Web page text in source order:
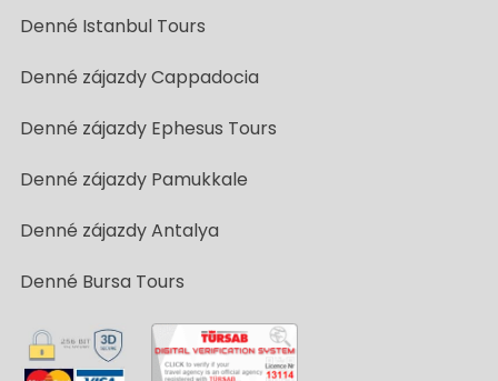
Denné Istanbul Tours
Denné zájazdy Cappadocia
Denné zájazdy Ephesus Tours
Denné zájazdy Pamukkale
Denné zájazdy Antalya
Denné Bursa Tours